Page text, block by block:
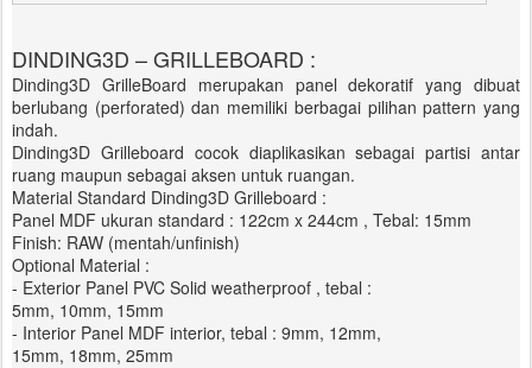
DINDING3D – GRILLEBOARD :
Dinding3D GrilleBoard merupakan panel dekoratif yang dibuat
berlubang (perforated) dan memiliki berbagai pilihan pattern yang
indah.
Dinding3D Grilleboard cocok diaplikasikan sebagai partisi antar
ruang maupun sebagai aksen untuk ruangan.
Material Standard Dinding3D Grilleboard :
Panel MDF ukuran standard : 122cm x 244cm , Tebal: 15mm
Finish: RAW (mentah/unfinish)
Optional Material :
- Exterior Panel PVC Solid weatherproof , tebal :
5mm, 10mm, 15mm
- Interior Panel MDF interior, tebal : 9mm, 12mm,
15mm, 18mm, 25mm